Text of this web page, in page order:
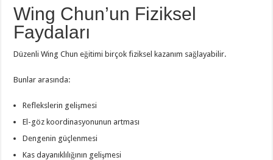
Wing Chun’un Fiziksel
Faydaları
Düzenli Wing Chun eğitimi birçok fiziksel kazanım sağlayabilir.
Bunlar arasında:
Reflekslerin gelişmesi
El-göz koordinasyonunun artması
Dengenin güçlenmesi
Kas dayanıklılığının gelişmesi